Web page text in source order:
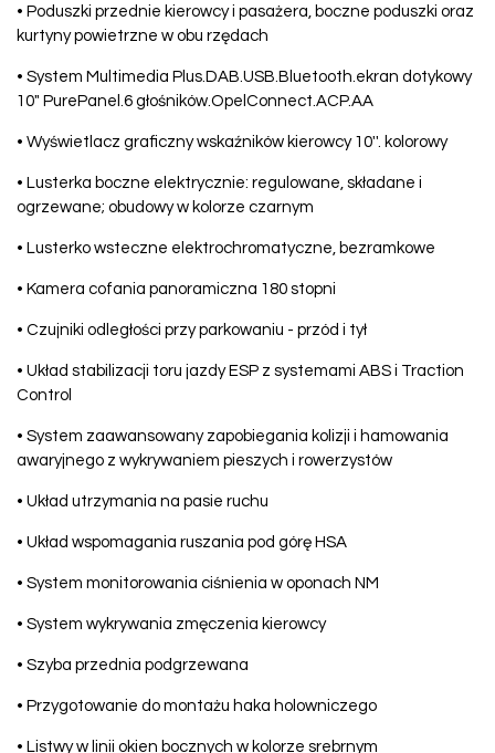
• Poduszki przednie kierowcy i pasażera, boczne poduszki oraz
kurtyny powietrzne w obu rzędach
• System Multimedia Plus.DAB.USB.Bluetooth.ekran dotykowy
10" PurePanel.6 głośników.OpelConnect.ACP.AA
• Wyświetlacz graficzny wskaźników kierowcy 10''. kolorowy
• Lusterka boczne elektrycznie: regulowane, składane i
ogrzewane; obudowy w kolorze czarnym
• Lusterko wsteczne elektrochromatyczne, bezramkowe
• Kamera cofania panoramiczna 180 stopni
• Czujniki odległości przy parkowaniu - przód i tył
• Układ stabilizacji toru jazdy ESP z systemami ABS i Traction
Control
• System zaawansowany zapobiegania kolizji i hamowania
awaryjnego z wykrywaniem pieszych i rowerzystów
• Układ utrzymania na pasie ruchu
• Układ wspomagania ruszania pod górę HSA
• System monitorowania ciśnienia w oponach NM
• System wykrywania zmęczenia kierowcy
• Szyba przednia podgrzewana
• Przygotowanie do montażu haka holowniczego
• Listwy w linii okien bocznych w kolorze srebrnym